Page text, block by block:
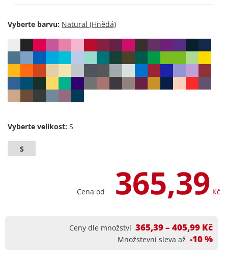
Vyberte barvu:
Vyberte velikost:
S
Cena od 365,39 Kč
Ceny dle množství 365,39 – 405,99 Kč
Množstevní sleva až -10 %